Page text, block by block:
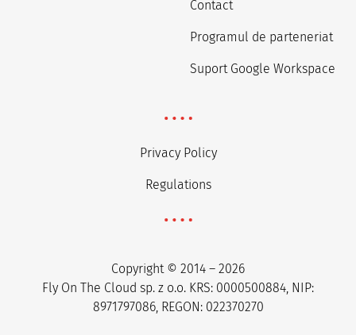
Contact
Programul de parteneriat
Suport Google Workspace
Privacy Policy
Regulations
Copyright © 2014 – 2026
Fly On The Cloud sp. z o.o. KRS: 0000500884, NIP:
8971797086, REGON: 022370270